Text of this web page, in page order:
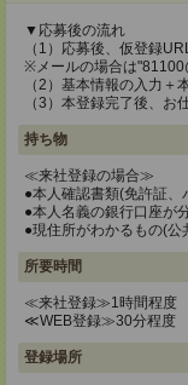
▼応募後の流れ
（1）応募後、仮登録
※メールの場合は
（2）基本情報の入力＋
（3）本登録完了後、お
持ち物
≪来社登録の場合≫
●本人確認書類(免許証
●本人名義の銀行口座が
●現住所がわかるもの(
所要時間
≪来社登録≫1時間程度
≪WEB登録≫30分程度
登録場所